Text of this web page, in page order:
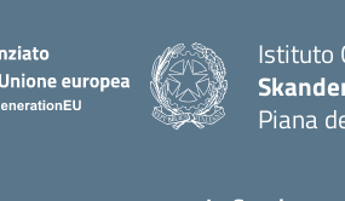
Istituto
Piana